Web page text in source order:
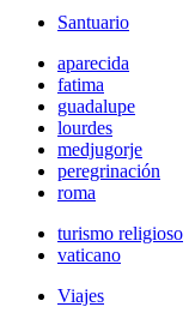
Santuario
aparecida
fatima
guadalupe
lourdes
medjugorje
peregrinación
roma
turismo religioso
vaticano
Viajes